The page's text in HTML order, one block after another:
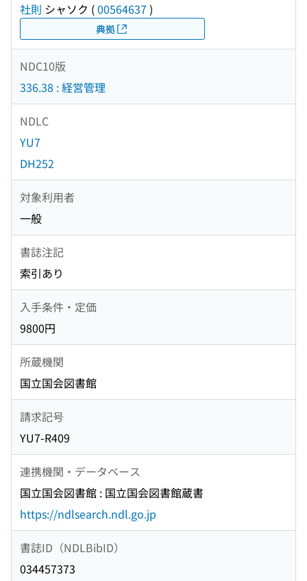
社則 シャソク (00564637 )
典拠
NDC10版
336.38 : 経営管理
NDLC
YU7
DH252
対象利用者
一般
書誌注記
索引あり
入手条件・定価
9800円
所蔵機関
国立国会図書館
請求記号
YU7-R409
連携機関・データベース
国立国会図書館 : 国立国会図書館蔵書
https://ndlsearch.ndl.go.jp
書誌ID（NDLBibID）
034457373